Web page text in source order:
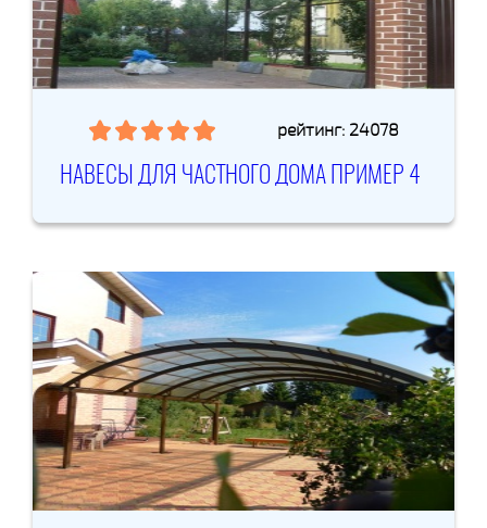
рейтинг: 24078
НАВЕСЫ ДЛЯ ЧАСТНОГО ДОМА ПРИМЕР 4